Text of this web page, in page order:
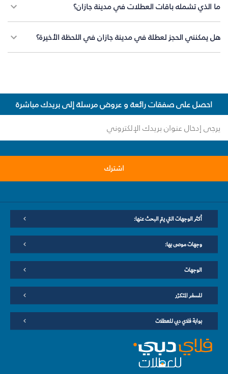
ما الذي تشمله باقات العطلات في مدينة جازان؟
هل يمكنني الحجز لعطلة في مدينة جازان في اللحظة الأخيرة؟
احصل على صفقات رائعة و عروض مرسلة إلى بريدك مباشرة
اشترك
أكثر الوجهات التي يتم البحث عنها:
وجهات موصى بها:
الوجهات
للسفر المتكرّر
بوابة فلاي دبي للعطلات